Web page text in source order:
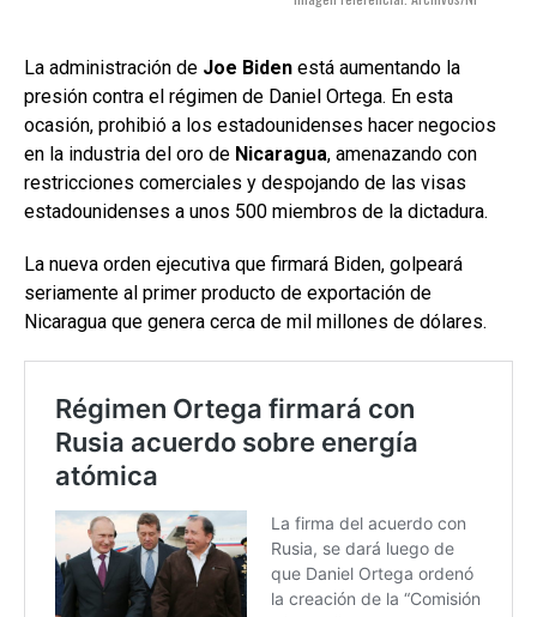
La administración de Joe Biden está aumentando la
presión contra el régimen de Daniel Ortega. En esta
ocasión, prohibió a los estadounidenses hacer negocios
en la industria del oro de Nicaragua, amenazando con
restricciones comerciales y despojando de las visas
estadounidenses a unos 500 miembros de la dictadura.
La nueva orden ejecutiva que firmará Biden, golpeará
seriamente al primer producto de exportación de
Nicaragua que genera cerca de mil millones de dólares.